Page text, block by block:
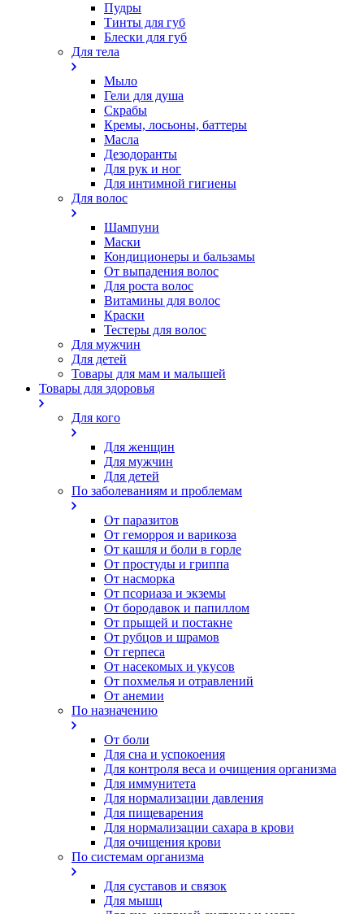
Пудры
Тинты для губ
Блески для губ
Для тела
Мыло
Гели для душа
Скрабы
Кремы, лосьоны, баттеры
Масла
Дезодоранты
Для рук и ног
Для интимной гигиены
Для волос
Шампуни
Маски
Кондиционеры и бальзамы
От выпадения волос
Для роста волос
Витамины для волос
Краски
Тестеры для волос
Для мужчин
Для детей
Товары для мам и малышей
Товары для здоровья
Для кого
Для женщин
Для мужчин
Для детей
По заболеваниям и проблемам
От паразитов
Oт геморроя и варикоза
От кашля и боли в горле
От простуды и гриппа
От насморка
Oт псориаза и экземы
От бородавок и папиллом
От прыщей и постакне
От рубцов и шрамов
От герпеса
От насекомых и укусов
От похмелья и отравлений
От анемии
По назначению
От боли
Для сна и успокоения
Для контроля веса и очищения организма
Для иммунитета
Для нормализации давления
Для пищеварения
Для нормализации сахара в крови
Для очищения крови
По системам организма
Для суставов и связок
Для мышц